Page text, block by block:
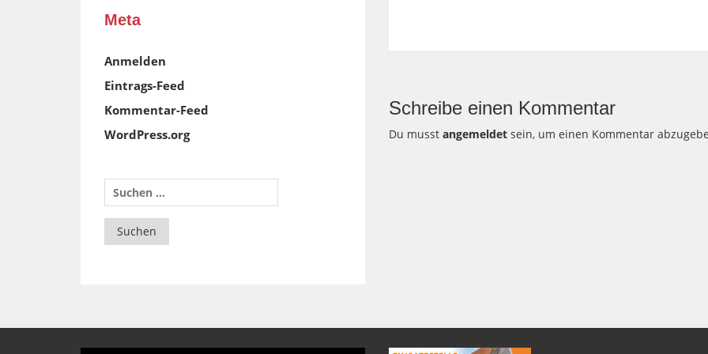
Schreibe einen Kommentar
Du musst angemeldet sein, um einen Kommentar
Meta
Anmelden
Eintrags-Feed
Kommentar-Feed
WordPress.org